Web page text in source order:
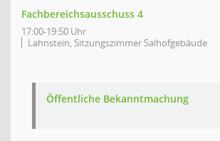
Fachbereichsausschuss 4
17:00-19:50 Uhr
Lahnstein, Sitzungszimmer Salhofgebäude
Öffentliche Bekanntmachung